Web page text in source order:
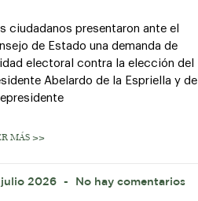
ciudadanos presentaron ante el
de Estado una demanda de
electoral contra la elección del
Abelardo de la Espriella y del
MÁS >>
2026 No hay comentarios